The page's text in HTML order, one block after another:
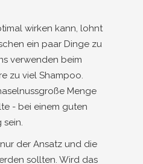
wirken kann, lohnt
ein paar Dinge zu
verwenden beim
zu viel Shampoo.
Menge
- bei einem guten
der Ansatz und die
sollten. Wird das